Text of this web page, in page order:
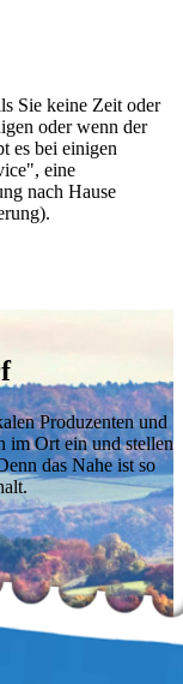
Sie keine Zeit oder
oder wenn der
es bei einigen
eine
nach Hause
Produzenten und
im Ort ein und stellen
das Nahe ist so